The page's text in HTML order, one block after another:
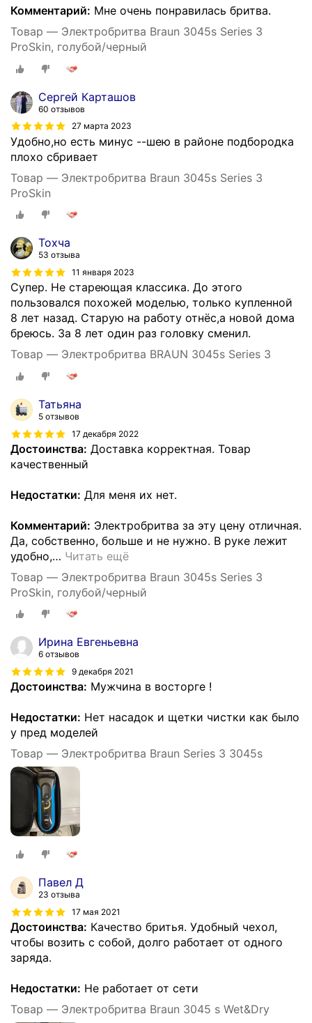
Комментарий: Мне очень понравилась бритва.
Товар — Электробритва Braun 3045s Series 3
ProSkin, голубой/черный
Сергей Карташов
60 отзывов
27 марта 2023
Удобно,но есть минус --шею в районе подбородка
плохо сбривает
Товар — Электробритва Braun 3045s Series 3
ProSkin
Тохча
53 отзыва
11 января 2023
Супер. Не стареющая классика. До этого
пользовался похожей моделью, только купленной
8 лет назад. Старую на работу отнёс,а новой дома
бреюсь. За 8 лет один раз головку сменил.
Товар — Электробритва BRAUN 3045s Series 3
Татьяна
5 отзывов
17 декабря 2022
Достоинства: Доставка корректная. Товар
качественный
Недостатки: Для меня их нет.
Комментарий: Электробритва за эту цену отличная.
Да, собственно, больше и не нужно. В руке лежит
удобно,… Читать ещё
Товар — Электробритва Braun 3045s Series 3
ProSkin, голубой/черный
Ирина Евгеньевна
6 отзывов
9 декабря 2021
Достоинства: Мужчина в восторге !
Недостатки: Нет насадок и щетки чистки как было
у пред моделей
Товар — Электробритва Braun Series 3 3045s
Павел Д
23 отзыва
17 мая 2021
Достоинства: Качество бритья. Удобный чехол,
чтобы возить с собой, долго работает от одного
заряда.
Недостатки: Не работает от сети
Товар — Электробритва Braun 3045 s Wet&Dry